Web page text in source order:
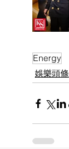
Energy
娛樂頭條